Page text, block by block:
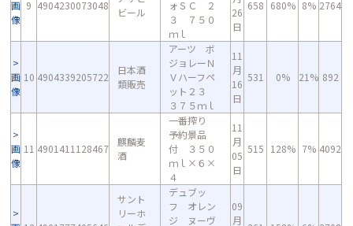
画
像
9 4904230073048
ビール
ォＳＣ ２
３ ７５０
ｍｌ
26
日
658 680% 8% 2764
画
像
10 4904339205722
日本酒
類販売
アーツ ボ
ジョレーＮ
Ｖハーフペ
ット２３
３７５ｍｌ
11
月
16
日
531 0% 21% 892
画
像
11 4901411128467
麒麟麦
酒
一番搾り
予約景品
付 ３５０
ｍｌ×６×
４
11
月
05
日
515 128% 7% 4092
サント
リーホ
デュブッ
フ オレン
ジ ヌーヴ
09
月